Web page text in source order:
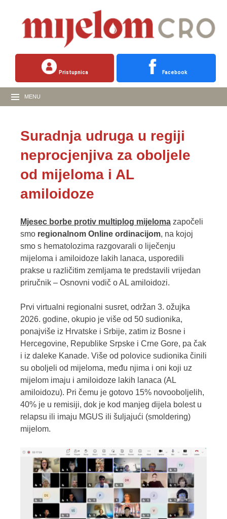
Pristupnica Facebook
MENU
Suradnja udruga u regiji
neprocjenjiva za oboljele
od mijeloma i AL
amiloidoze
Mjesec borbe protiv multiplog mijeloma započeli
smo regionalnom Online ordinacijom, na kojoj
smo s hematolozima razgovarali o liječenju
mijeloma i amiloidoze lakih lanaca, usporedili
prakse u različitim zemljama te predstavili vrijedan
priručnik – Osnovni vodič o AL amiloidozi.
Prvi virtualni regionalni susret, održan 3. ožujka
2026. godine, okupio je više od 50 sudionika,
ponajviše iz Hrvatske i Srbije, zatim iz Bosne i
Hercegovine, Republike Srpske i Crne Gore, pa čak
i iz daleke Kanade. Više od polovice sudionika činili
su oboljeli od mijeloma, među njima i oni koji uz
mijelom imaju i amiloidoze lakih lanaca (AL
amiloidozu). Pri čemu je gotovo 15% novooboljelih,
40% je u remisiji, dok je kod manjeg dijela bolest u
relapsu ili imaju MGUS ili šuljajući (smoldering)
mijelom.